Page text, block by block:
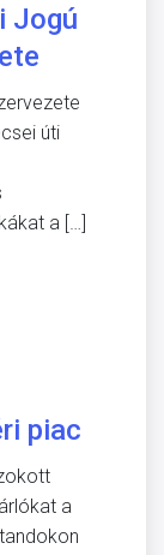
Jogú
úti
a […]
piac
a